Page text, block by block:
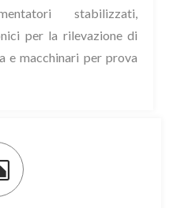
stabilizzati,
per la rilevazione di
e macchinari per prova